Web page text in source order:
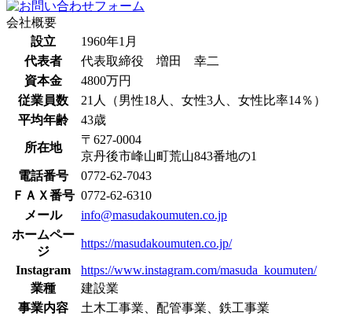
会社概要
設立
1960年1月
代表者
代表取締役 増田 幸二
資本金
4800万円
従業員数
21人（男性18人、女性3人、女性比率14％）
平均年齢
43歳
所在地
〒627-0004
京丹後市峰山町荒山843番地の1
電話番号
0772-62-7043
ＦＡＸ番号 0772-62-6310
メール
info@masudakoumuten.co.jp
ホームペー
ジ
https://masudakoumuten.co.jp/
Instagram
https://www.instagram.com/masuda_koumuten/
業種
建設業
事業内容
土木工事業、配管事業、鉄工事業